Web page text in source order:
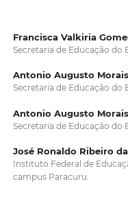
Francisca Valkiria
Secretaria de Educação do
Antonio Augusto
Secretaria de Educação do
Antonio Augusto
Secretaria de Educação do
José Ronaldo Ribeiro
Instituto Federal de
campus Paracuru.